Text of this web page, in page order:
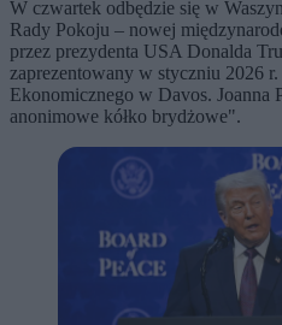
W czwartek odbędzie się w
Rady Pokoju – nowej
przez prezydenta USA Donalda
zaprezentowany w styczniu 2026
Ekonomicznego w Davos. Joanna
anonimowe kółko brydżowe".